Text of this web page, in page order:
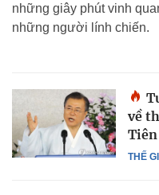
những giây phút vinh
những người lính chiến.
THẾ
về
Tiên